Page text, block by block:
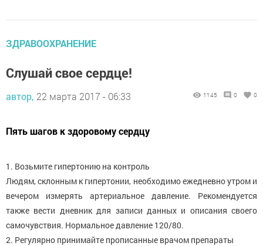
ЗДРАВООХРАНЕНИЕ
Слушай свое сердце!
автор, 22 марта 2017 - 06:33 1145 0 0
Пять шагов к здоровому сердцу
1. Возьмите гипертонию на контроль
Людям, склонным к гипертонии, необходимо ежедневно утром и
вечером измерять артериальное давление. Рекомендуется
также вести дневник для записи данных и описания своего
самочувствия. Нормальное давление 120/80.
2. Регулярно принимайте прописанные врачом препараты